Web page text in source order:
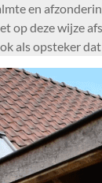
en
deze wijze
als opsteker